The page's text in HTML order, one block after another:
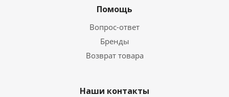
Помощь
Вопрос-ответ
Бренды
Возврат товара
Наши контакты